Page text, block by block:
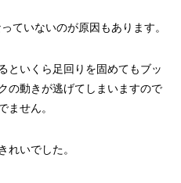
ていないのが原因もあります。
といくら足回りを固めてもブッ
の動きが逃げてしまいますので
ません。
れいでした。